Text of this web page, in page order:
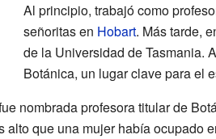
Al principio, trabajó como
señoritas en Hobart. Más tarde,
de la Universidad de Tasmania.
Botánica, un lugar clave para el
nombrada profesora titular de
que una mujer había ocupado